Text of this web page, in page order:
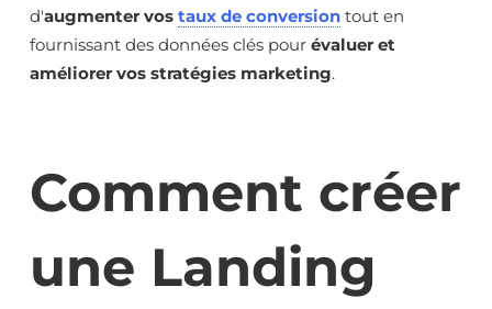
d'augmenter vos taux de conversion tout en
fournissant des données clés pour évaluer et
améliorer vos stratégies marketing.
Comment créer
une Landing